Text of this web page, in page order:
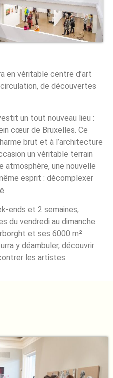
en véritable centre d’art
de découvertes
un tout nouveau lieu :
cœur de Bruxelles. Ce
brut et à l’architecture
un véritable terrain
atmosphère, une nouvelle
esprit : décomplexer
ends et 2 semaines,
du vendredi au dimanche.
et ses 6000 m²
y déambuler, découvrir
les artistes.